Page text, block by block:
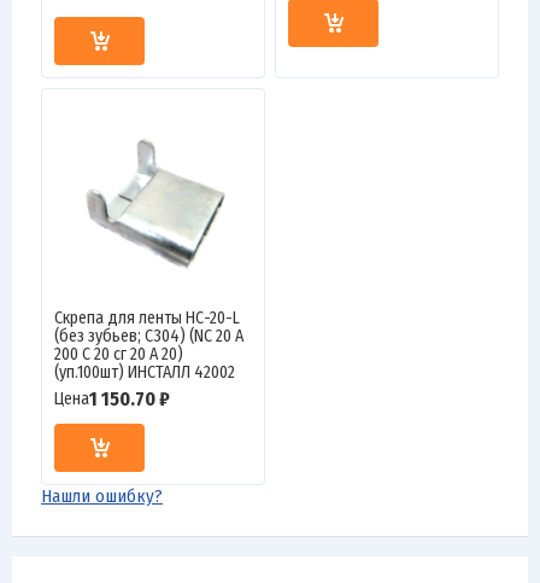
Скрепа для ленты НС-20-L
(без зубьев; C304) (NC 20 A
200 C 20 сг 20 А 20)
(уп.100шт) ИНСТАЛЛ 42002
Цена1 150.70 ₽
Нашли ошибку?